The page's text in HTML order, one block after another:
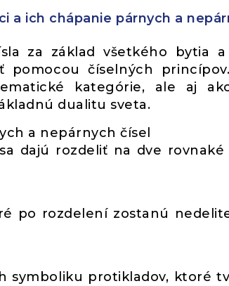
a ich chápanie párnych a
za základ všetkého bytia
pomocou číselných
kategórie, ale aj
dualitu sveta.
a nepárnych čísel
dajú rozdeliť na dve
po rozdelení zostanú
symboliku protikladov, ktoré